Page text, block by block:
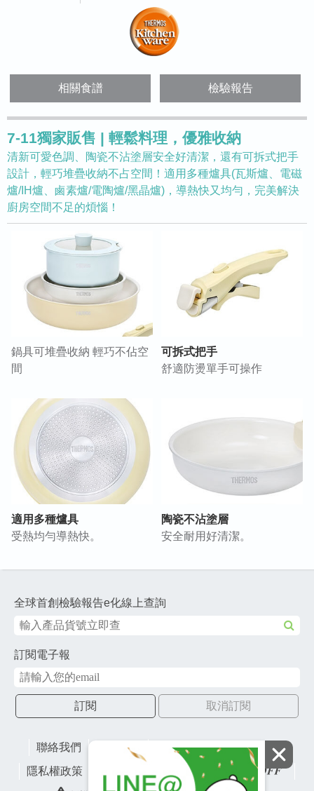
相關食譜 檢驗報告
7-11獨家販售 | 輕鬆料理，優雅收納
清新可愛色調、陶瓷不沾塗層安全好清潔，還有可拆式把手
設計，輕巧堆疊收納不占空間！適用多種爐具(瓦斯爐、電磁
爐/IH爐、鹵素爐/電陶爐/黑晶爐)，導熱快又均勻，完美解決
廚房空間不足的煩惱！
鍋具可堆疊收納 輕巧不佔空
間
可拆式把手
舒適防燙單手可操作
適用多種爐具
受熱均勻導熱快。
陶瓷不沾塗層
安全耐用好清潔。
全球首創檢驗報告e化線上查詢
訂閱電子報
訂閱 取消訂閱
聯絡我們 網站地圖
財團法人有容教育基金會
隱私權政策
lifefactory